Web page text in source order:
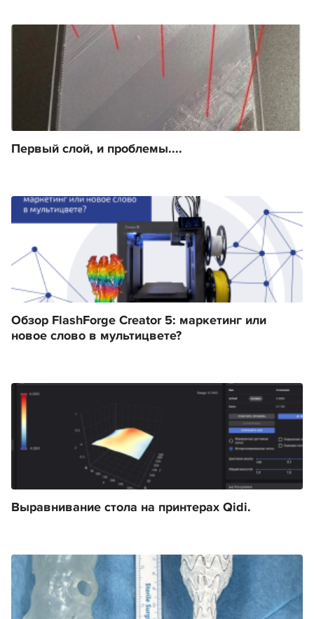
Первый слой, и проблемы....
Обзор FlashForge Creator 5: маркетинг или
новое слово в мультицвете?
Выравнивание стола на принтерах Qidi.